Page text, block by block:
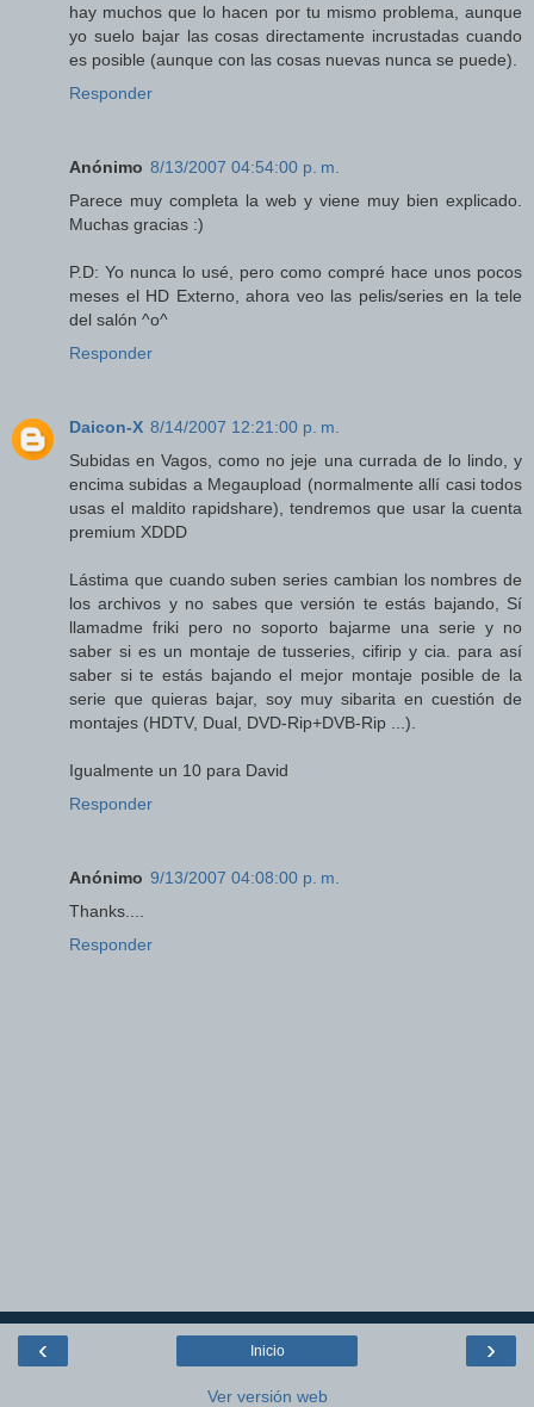
hay muchos que lo hacen por tu mismo problema, aunque
yo suelo bajar las cosas directamente incrustadas cuando
es posible (aunque con las cosas nuevas nunca se puede).
Responder
Anónimo 8/13/2007 04:54:00 p. m.
Parece muy completa la web y viene muy bien explicado.
Muchas gracias :)
P.D: Yo nunca lo usé, pero como compré hace unos pocos
meses el HD Externo, ahora veo las pelis/series en la tele
del salón ^o^
Responder
Daicon-X 8/14/2007 12:21:00 p. m.
Subidas en Vagos, como no jeje una currada de lo lindo, y
encima subidas a Megaupload (normalmente allí casi todos
usas el maldito rapidshare), tendremos que usar la cuenta
premium XDDD
Lástima que cuando suben series cambian los nombres de
los archivos y no sabes que versión te estás bajando, Sí
llamadme friki pero no soporto bajarme una serie y no
saber si es un montaje de tusseries, cifirip y cia. para así
saber si te estás bajando el mejor montaje posible de la
serie que quieras bajar, soy muy sibarita en cuestión de
montajes (HDTV, Dual, DVD-Rip+DVB-Rip ...).
Igualmente un 10 para David
Responder
Anónimo 9/13/2007 04:08:00 p. m.
Thanks....
Responder
‹ ›
Inicio
Ver versión web